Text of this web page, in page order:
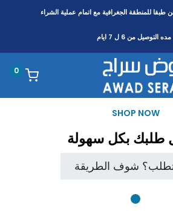
طبقا للمنطقةالجغرافية مع اتمام عملية الشراء
التوصيل من 6 ل 7 ايام
0
SHOP NOW
طلبك بكل سهولة
تطلب؟ شوف الطريقة